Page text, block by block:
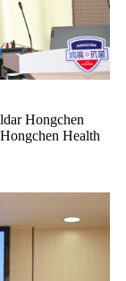
Hongchen
Health